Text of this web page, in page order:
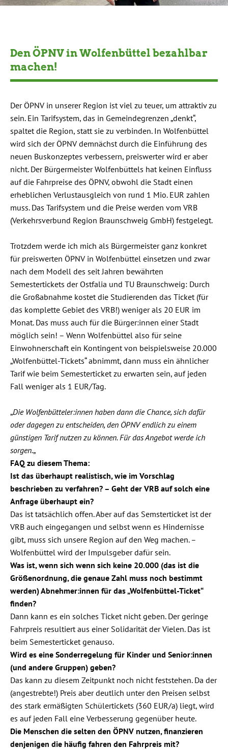
Den ÖPNV in Wolfenbüttel bezahlbar
machen!
Der ÖPNV in unserer Region ist viel zu teuer, um attraktiv zu
sein. Ein Tarifsystem, das in Gemeindegrenzen „denkt“,
spaltet die Region, statt sie zu verbinden. In Wolfenbüttel
wird sich der ÖPNV demnächst durch die Einführung des
neuen Buskonzeptes verbessern, preiswerter wird er aber
nicht. Der Bürgermeister Wolfenbüttels hat keinen Einfluss
auf die Fahrpreise des ÖPNV, obwohl die Stadt einen
erheblichen Verlustausgleich von rund 1 Mio. EUR zahlen
muss. Das Tarifsystem und die Preise werden vom VRB
(Verkehrsverbund Region Braunschweig GmbH) festgelegt.
Trotzdem werde ich mich als Bürgermeister ganz konkret
für preiswerten ÖPNV in Wolfenbüttel einsetzen und zwar
nach dem Modell des seit Jahren bewährten
Semestertickets der Ostfalia und TU Braunschweig: Durch
die Großabnahme kostet die Studierenden das Ticket (für
das komplette Gebiet des VRB!) weniger als 20 EUR im
Monat. Das muss auch für die Bürger:innen einer Stadt
möglich sein! – Wenn Wolfenbüttel also für seine
Einwohnerschaft ein Kontingent von beispielsweise 20.000
„Wolfenbüttel-Tickets“ abnimmt, dann muss ein ähnlicher
Tarif wie beim Semesterticket zu erwarten sein, auf jeden
Fall weniger als 1 EUR/Tag.
„Die Wolfenbütteler:innen haben dann die Chance, sich dafür
oder dagegen zu entscheiden, den ÖPNV endlich zu einem
günstigen Tarif nutzen zu können. Für das Angebot werde ich
sorgen.„
FAQ zu diesem Thema:
Ist das überhaupt realistisch, wie im Vorschlag
beschrieben zu verfahren? – Geht der VRB auf solch eine
Anfrage überhaupt ein?
Das ist tatsächlich offen. Aber auf das Semsterticket ist der
VRB auch eingegangen und selbst wenn es Hindernisse
gibt, muss sich unsere Region auf den Weg machen. –
Wolfenbüttel wird der Impulsgeber dafür sein.
Was ist, wenn sich wenn sich keine 20.000 (das ist die
Größenordnung, die genaue Zahl muss noch bestimmt
werden) Abnehmer:innen für das „Wolfenbüttel-Ticket“
finden?
Dann kann es ein solches Ticket nicht geben. Der geringe
Fahrpreis resultiert aus einer Solidarität der Vielen. Das ist
beim Semesterticket genauso.
Wird es eine Sonderregelung für Kinder und Senior:innen
(und andere Gruppen) geben?
Das kann zu diesem Zeitpunkt noch nicht feststehen. Da der
(angestrebte!) Preis aber deutlich unter den Preisen selbst
des stark ermäßigten Schülertickets (360 EUR/a) liegt, wird
es auf jeden Fall eine Verbesserung gegenüber heute.
Die Menschen die selten den ÖPNV nutzen, finanzieren
denjenigen die häufig fahren den Fahrpreis mit?